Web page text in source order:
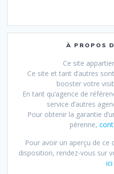
À PROPOS
Ce site
Ce site et tant d’autres
booster votre
En tant qu’agence de
service d’autres
Pour obtenir la garantie
pérenne,
Pour avoir un aperçu de
disposition, rendez-vous sur
ici